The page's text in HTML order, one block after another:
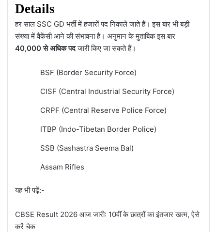
Details
हर साल SSC GD भर्ती में हजारों पद निकाले जाते हैं। इस बार भी बड़ी
संख्या में वैकेंसी आने की संभावना है। अनुमान के मुताबिक इस बार
40,000 से अधिक पदजारी किए जा सकते हैं।
BSF (Border Security Force)
CISF (Central Industrial Security Force)
CRPF (Central Reserve Police Force)
ITBP (Indo-Tibetan Border Police)
SSB (Sashastra Seema Bal)
Assam Rifles
यह भी पढ़ें:-
CBSE Result 2026 आज जारी: 10वीं के छात्रों का इंतजार खत्म, ऐसे
करें चेक